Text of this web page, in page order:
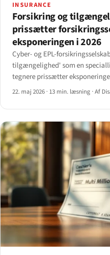
INSURANCE
Forsikring og
prissætter
eksponeringen i 2026
Cyber- og EPL-
tilgængelighed' som en
tegnere prissætter
bindingsspørgeskemaer,
22. maj 2026 · 13 min. læsning ·Af